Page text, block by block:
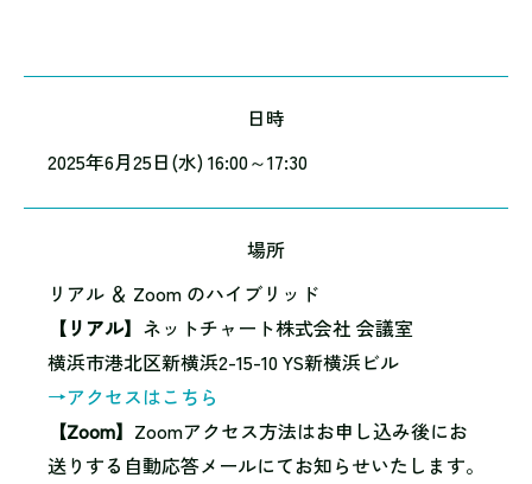
日時
2025年6月25日(水) 16:00～17:30
場所
リアル ＆ Zoom のハイブリッド
【リアル】 ネットチャート株式会社 会議室
横浜市港北区新横浜2-15-10 YS新横浜ビル
→アクセスはこちら
【Zoom】 Zoomアクセス方法はお申し込み後にお
送りする自動応答メールにてお知らせいたします。